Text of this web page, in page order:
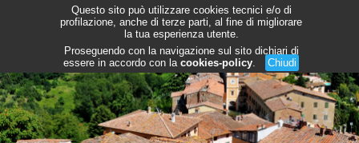
Questo sito può utilizzare cookies tecnici e/o di
profilazione, anche di terze parti, al fine di migliorare
la tua esperienza utente.
Proseguendo con la navigazione sul sito dichiari di
essere in accordo con la cookies-policy. Chiudi